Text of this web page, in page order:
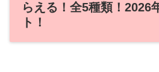
らえる！全5種類！2026
ト！